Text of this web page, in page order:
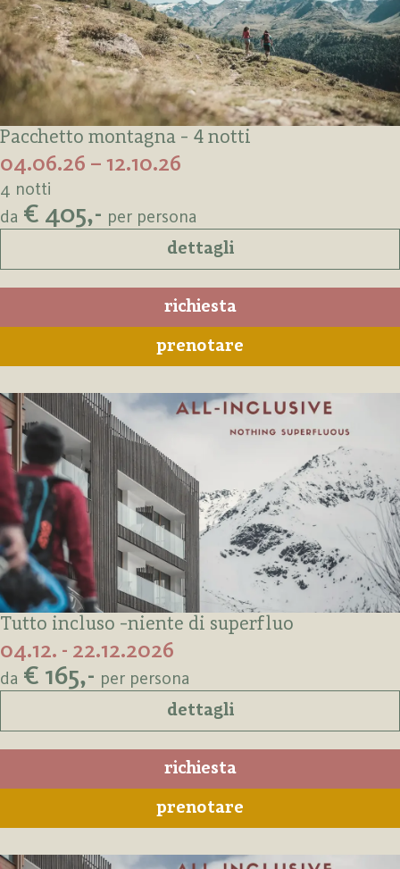
Pacchetto montagna - 4 notti
04.06.26 – 12.10.26
4 notti
da € 405,- per persona
dettagli
richiesta
prenotare
Tutto incluso -niente di superfluo
04.12. - 22.12.2026
da € 165,- per persona
dettagli
richiesta
prenotare